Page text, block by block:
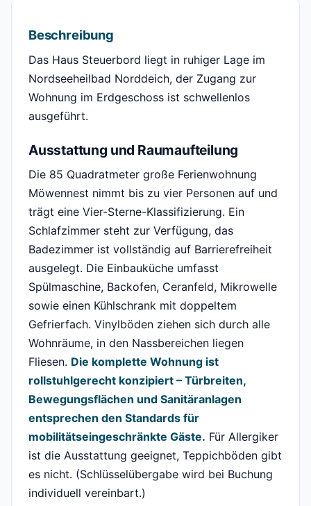
Beschreibung
Das Haus Steuerbord liegt in ruhiger Lage im
Nordseeheilbad Norddeich, der Zugang zur
Wohnung im Erdgeschoss ist schwellenlos
ausgeführt.
Ausstattung und Raumaufteilung
Die 85 Quadratmeter große Ferienwohnung
Möwennest nimmt bis zu vier Personen auf und
trägt eine Vier-Sterne-Klassifizierung. Ein
Schlafzimmer steht zur Verfügung, das
Badezimmer ist vollständig auf Barrierefreiheit
ausgelegt. Die Einbauküche umfasst
Spülmaschine, Backofen, Ceranfeld, Mikrowelle
sowie einen Kühlschrank mit doppeltem
Gefrierfach. Vinylböden ziehen sich durch alle
Wohnräume, in den Nassbereichen liegen
Fliesen. Die komplette Wohnung ist
rollstuhlgerecht konzipiert – Türbreiten,
Bewegungsflächen und Sanitäranlagen
entsprechen den Standards für
mobilitätseingeschränkte Gäste. Für Allergiker
ist die Ausstattung geeignet, Teppichböden gibt
es nicht. (Schlüsselübergabe wird bei Buchung
individuell vereinbart.)